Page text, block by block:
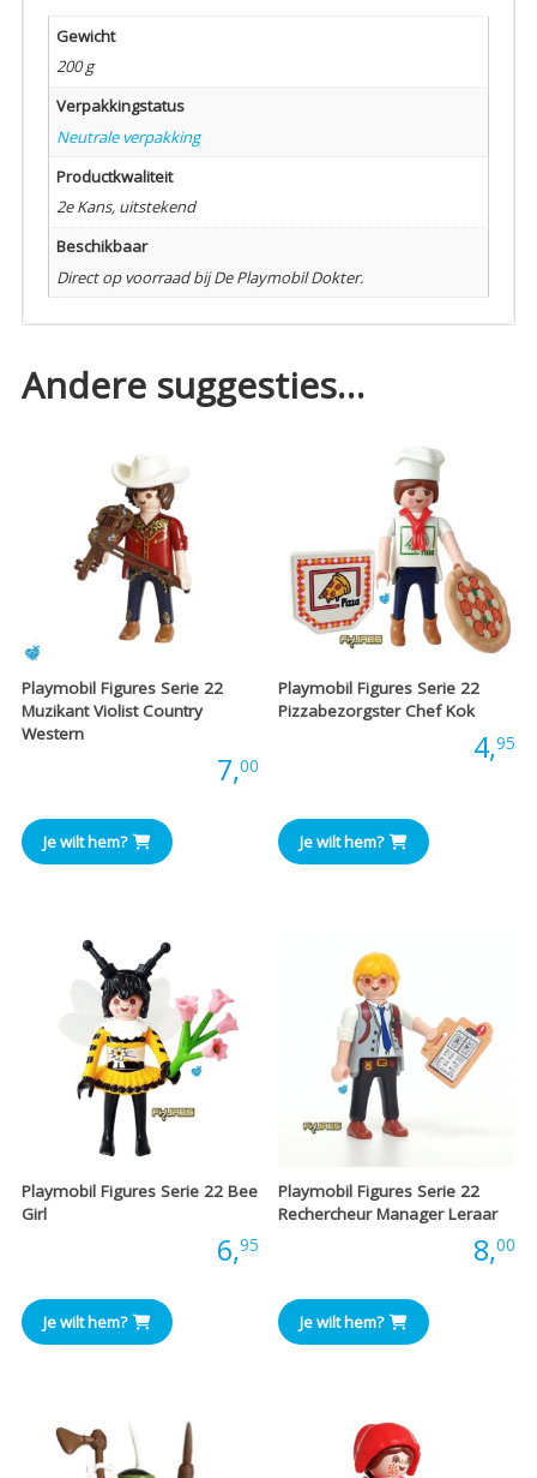
Gewicht
200 g
Verpakkingstatus
Neutrale verpakking
Productkwaliteit
2e Kans, uitstekend
Beschikbaar
Direct op voorraad bij De Playmobil Dokter.
Andere suggesties…
Playmobil Figures Serie 22
Muzikant Violist Country
Western
7,00
Je wilt hem?
Playmobil Figures Serie 22
Pizzabezorgster Chef Kok
4,95
Je wilt hem?
Playmobil Figures Serie 22 Bee
Girl
6,95
Je wilt hem?
Playmobil Figures Serie 22
Rechercheur Manager Leraar
8,00
Je wilt hem?